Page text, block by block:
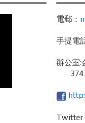
電郵：
手提電
辦公室: